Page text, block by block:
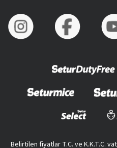
Belirtilen fiyatlar T.C. ve K.K.T.C.